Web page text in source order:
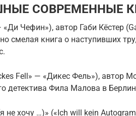
СОВРЕМЕННЫЕ
«Ди Чефин»), автор Габи Кёстер
смелая книга о наступивших
Fell» — «Дикес Фель»), автор
детектива Фила Малова в
не хочу …)» («Ich will kein